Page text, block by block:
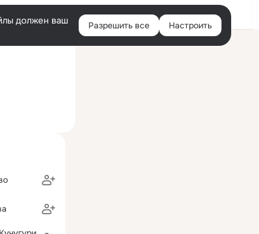
Войти
должен ваш
Разрешить все Настроить